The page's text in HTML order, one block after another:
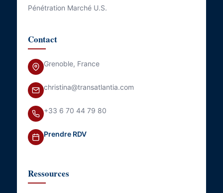
Pénétration Marché U.S.
Contact
Grenoble, France
christina@transatlantia.com
+33 6 70 44 79 80
Prendre RDV
Ressources